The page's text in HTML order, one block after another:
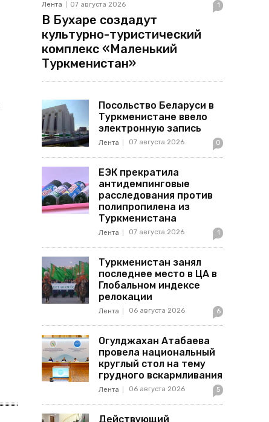
Лента 07 августа 2026 1
В Бухаре создадут
культурно-туристический
комплекс «Маленький
Туркменистан»
Посольство Беларуси в
Туркменистане ввело
электронную запись
Лента 07 августа 2026 0
ЕЭК прекратила
антидемпинговые
расследования против
полипропилена из
Туркменистана
Лента 07 августа 2026 1
Туркменистан занял
последнее место в ЦА в
Глобальном индексе
релокации
Лента 06 августа 2026 6
Огулджахан Атабаева
провела национальный
круглый стол на тему
грудного вскармливания
Лента 06 августа 2026 5
Действующий